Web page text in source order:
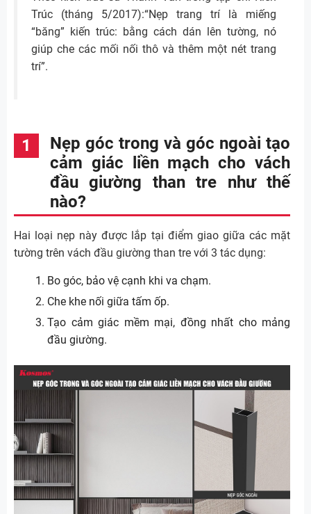
Trúc (tháng 5/2017):“Nẹp trang trí là miếng
“băng” kiến trúc: bằng cách dán lên tường, nó
giúp che các mối nối thô và thêm một nét trang
trí”.
Nẹp góc trong và góc ngoài tạo
cảm giác liền mạch cho vách
đầu giường than tre như thế
nào?
Hai loại nẹp này được lắp tại điểm giao giữa các mặt
tường trên vách đầu giường than tre với 3 tác dụng:
Bo góc, bảo vệ cạnh khi va chạm.
Che khe nối giữa tấm ốp.
Tạo cảm giác mềm mại, đồng nhất cho mảng
đầu giường.